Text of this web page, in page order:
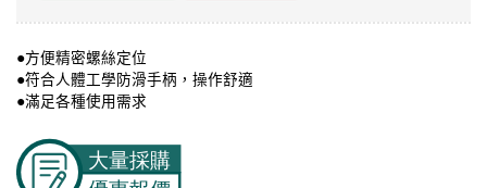
●方便精密螺絲定位
●符合人體工學防滑手柄，操作舒適
●滿足各種使用需求